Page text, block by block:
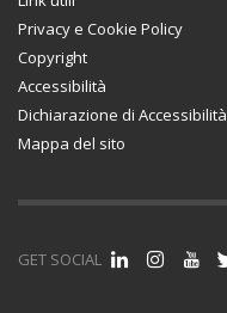
Privacy e Cookie Policy
Copyright
Accessibilità
Dichiarazione di Accessibilità
Mappa del sito
GET SOCIAL